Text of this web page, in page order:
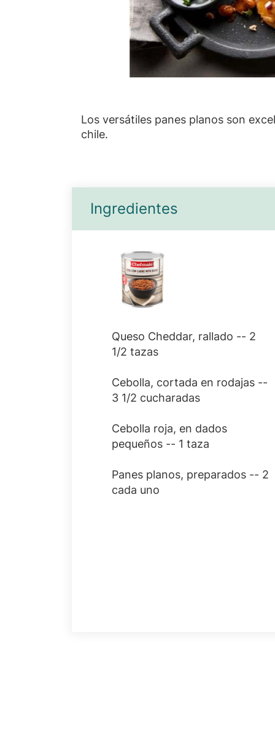
Los versátiles panes planos son
chile.
Ingredientes
Queso Cheddar, rallado -- 2
1/2 tazas
Cebolla, cortada en rodajas --
3 1/2 cucharadas
Cebolla roja, en dados
pequeños -- 1 taza
Panes planos, preparados -- 2
cada uno